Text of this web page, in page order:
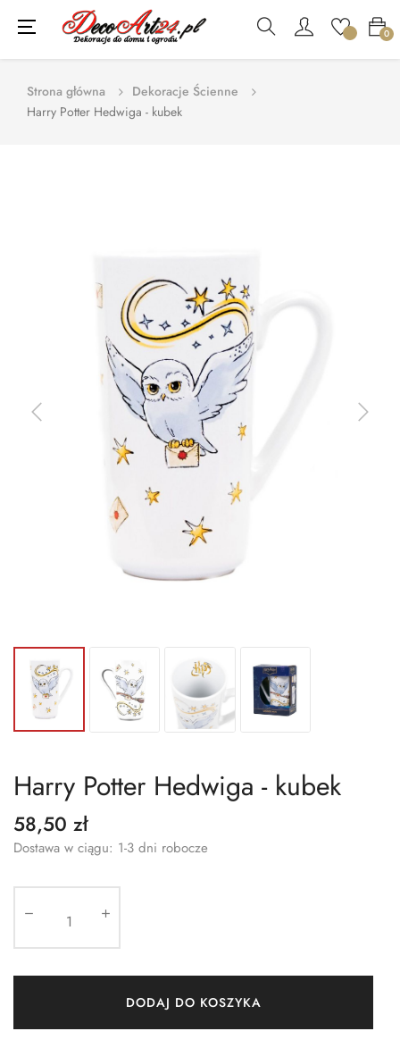
0
Toggle
navigation
☰
Strona główna
Dekoracje Ścienne
Harry Potter Hedwiga - kubek
Harry Potter Hedwiga - kubek
58,50 zł
Dostawa w ciągu: 1-3 dni robocze
DODAJ DO KOSZYKA